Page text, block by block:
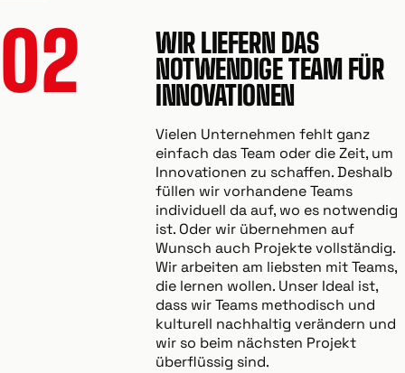
02
WIR LIEFERN DAS
NOTWENDIGE TEAM FÜR
INNOVATIONEN
Vielen Unternehmen fehlt ganz
einfach das Team oder die Zeit, um
Innovationen zu schaffen. Deshalb
füllen wir vorhandene Teams
individuell da auf, wo es notwendig
ist. Oder wir übernehmen auf
Wunsch auch Projekte vollständig.
Wir arbeiten am liebsten mit Teams,
die lernen wollen. Unser Ideal ist,
dass wir Teams methodisch und
kulturell nachhaltig verändern und
wir so beim nächsten Projekt
überflüssig sind.